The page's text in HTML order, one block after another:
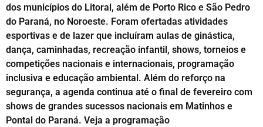
dos municípios do Litoral, além de Porto Rico e São Pedro
do Paraná, no Noroeste. Foram ofertadas atividades
esportivas e de lazer que incluíram aulas de ginástica,
dança, caminhadas, recreação infantil, shows, torneios e
competições nacionais e internacionais, programação
inclusiva e educação ambiental. Além do reforço na
segurança, a agenda continua até o final de fevereiro com
shows de grandes sucessos nacionais em Matinhos e
Pontal do Paraná. Veja a programação